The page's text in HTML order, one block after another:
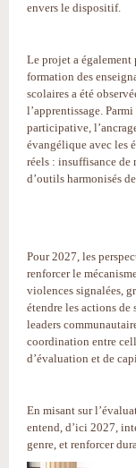
envers le dispositif.
Le projet a
formation des
scolaires a été
l’apprentissage.
participative,
évangélique avec les
réels : insuffisance de
d’outils harmonisés
Pour 2027, les
renforcer le
violences signalées,
étendre les actions
leaders
coordination entre
d’évaluation et de
En misant sur
entend, d’ici 2027,
genre, et renforcer